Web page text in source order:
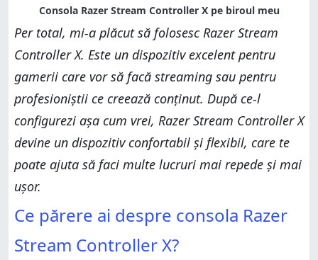
Per total, mi-a plăcut să folosesc Razer Stream
Controller X. Este un dispozitiv excelent pentru
gamerii care vor să facă streaming sau pentru
profesioniștii ce creează conținut. După ce-l
configurezi așa cum vrei, Razer Stream Controller X
devine un dispozitiv confortabil și flexibil, care te
poate ajuta să faci multe lucruri mai repede și mai
ușor.
Ce părere ai despre consola Razer
Stream Controller X?